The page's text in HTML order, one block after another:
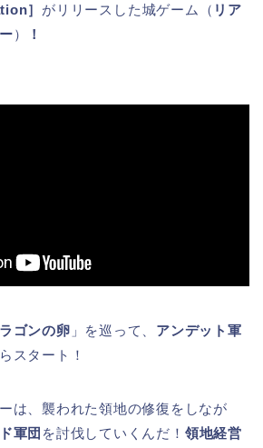
］ がリリースした城ゲーム（ リア
） ！
ラゴンの卵 」を巡って、 アンデット軍
スタート！
は、襲われた領地の修復をしなが
軍団 を討伐していくんだ！ 領地経営